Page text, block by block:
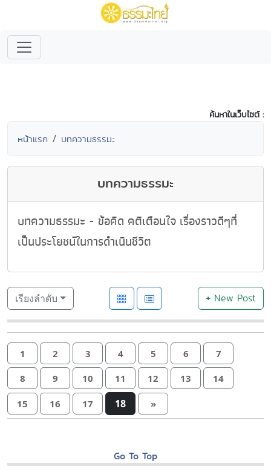
ค้นหาในเว็บไซต์ :
หน้าแรก บทความธรรมะ
บทความธรรมะ
บทความธรรมะ - ข้อคิด คติเตือนใจ เรื่องราวดีๆที่
เป็นประโยชน์ในการดำเนินชีวิต
เรียงลำดับ +New Post
1 2 3 4 5 6 7
8 9 10 11 12 13 14
15 16 17 18 »
Go To Top